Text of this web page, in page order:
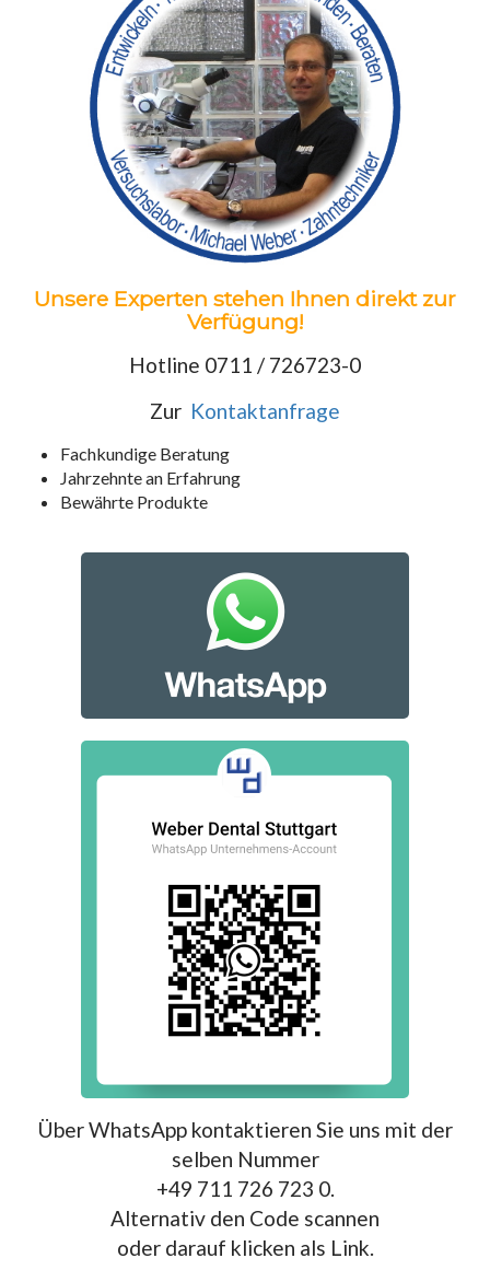
Unsere Experten stehen Ihnen direkt zur
Verfügung!
Hotline 0711 / 726723-0
Zur Kontaktanfrage
Fachkundige Beratung
Jahrzehnte an Erfahrung
Bewährte Produkte
Über WhatsApp kontaktieren Sie uns mit der
selben Nummer
+49 711 726 723 0.
Alternativ den Code scannen
oder darauf klicken als Link.